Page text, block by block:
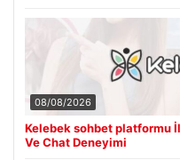
08/08/2026
Kelebek sohbet platformu
Ve Chat Deneyimi